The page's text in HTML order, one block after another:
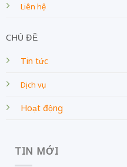
Liên hệ
CHỦ ĐỀ
Tin tức
Dịch vụ
Hoạt động
TIN MỚI